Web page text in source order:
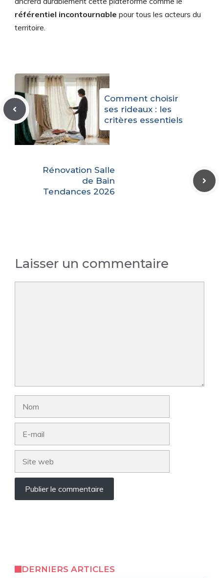
référentiel incontournable pour tous les acteurs du
territoire.
Comment choisir
ses rideaux : les
critères essentiels
Rénovation Salle
de Bain
Tendances 2026
Laisser un commentaire
DERNIERS ARTICLES